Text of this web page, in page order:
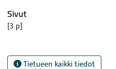
Sivut
[3 p]
Tietueen kaikki tiedot